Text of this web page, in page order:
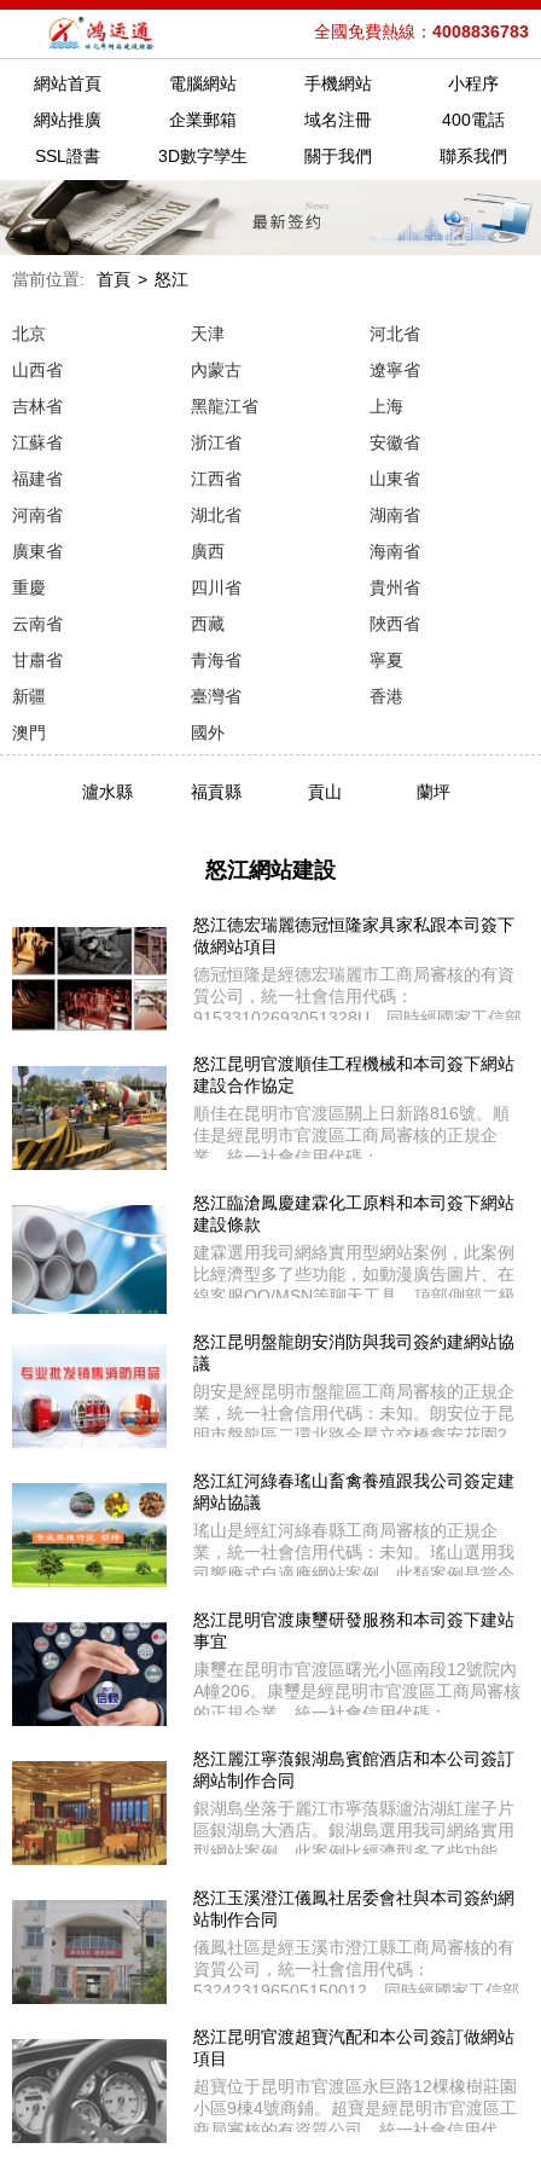
全國免費熱線： 4008836783
網站首頁 電腦網站 手機網站
小程序
網站推廣
企業郵箱 域名注冊
400電話
SSL證書
3D數字孿生 關于我們 聯系我們
當前位置: 首頁 > 怒江
北京 天津
河北省
山西省
內蒙古
遼寧省
吉林省
黑龍江省
上海
江蘇省
浙江省
安徽省
福建省
江西省
山東省
河南省
湖北省
湖南省
廣東省
廣西
海南省
重慶
四川省
貴州省
云南省
西藏
陜西省
甘肅省
青海省
寧夏
新疆
臺灣省
香港
澳門
國外
瀘水縣 福貢縣 貢山 蘭坪
怒江網站建設
怒江德宏瑞麗德冠恒隆家具家私跟本司簽下
做網站項目
德冠恒隆是經德宏瑞麗市工商局審核的有資
質公司，統一社會信用代碼：
91533102693051328U。同時經國家工信部
案號：滇ICP備16006906號。德冠恒隆在德
宏瑞麗市輕工業園區。德冠恒隆選用我司企
業商務型網站案例，其功能具備實用型所有
配置外、特別值得關注的是增設了SEO深度
優化，不管是內頁還是標題都能夠獨立
怒江昆明官渡順佳工程機械和本司簽下網站
建設合作協定
順佳在昆明市官渡區關上日新路816號。順
佳是經昆明市官渡區工商局審核的正規企
業，統一社會信用代碼：
實用型網站案例，此案例比經濟型多了些功
能，如動漫廣告圖片、在線客服QQ/MSN等
聊天工具、頂部側部二級分類導航、走馬燈
等功能。
怒江臨滄鳳慶建霖化工原料和本司簽下網站
建設條款
建霖選用我司網絡實用型網站案例，此案例
比經濟型多了些功能，如動漫廣告圖片、在
線客服QQ/MSN等聊天工具、頂部側部二級
鳳慶縣工商局審核的有資質公司，統一社會
信用代碼：530921600074405。建霖處于
臨滄市鳳慶縣洛黨鎮洛黨村委會旁。
怒江昆明盤龍朗安消防與我司簽約建網站協
議
朗安是經昆明市盤龍區工商局審核的正規企
業，統一社會信用代碼：未知。朗安位于昆
明市盤龍區二環北路金星立交橋鑫安花園2
案例，此案例比經濟型多了些功能，如動漫
廣告圖片、在線客服QQ/MSN等聊天工具、
頂部側部二級分類導航、走馬燈等功能。
怒江紅河綠春瑤山畜禽養殖跟我公司簽定建
網站協議
瑤山是經紅河綠春縣工商局審核的正規企
業，統一社會信用代碼：未知。瑤山選用我
司響應式自適應網站案例，此類案例是當今
功能外，他的特點在于能自動識別互聯網和
移動網終端設備，既能適用在電腦上瀏覽同
時又適用在平板電腦和各款手機上瀏覽都能
自適應屏幕大小，是企業官網的選擇佳品。
瑤山在紅河綠春縣牛孔鎮
怒江昆明官渡康璽研發服務和本司簽下建站
事宜
康璽在昆明市官渡區曙光小區南段12號院內
A幢206。康璽是經昆明市官渡區工商局審核
的正規企業，統一社會信用代碼：
部和云南省通信管理局審核通過ICP備案；
備案號：滇ICP備18006320號。康璽選用我
司企業商務型網站案例，其功能比較簡單的
程序，廣告單圖(無動漫)，頁面較簡單，適
合小微企業產品展示型網站。
怒江麗江寧蒗銀湖島賓館酒店和本公司簽訂
網站制作合同
銀湖島坐落于麗江市寧蒗縣瀘沽湖紅崖子片
區銀湖島大酒店。銀湖島選用我司網絡實用
型網站案例，此案例比經濟型多了些功能，
工具、頂部側部二級分類導航、走馬燈等功
能。銀湖島是經麗江市寧蒗縣工商局審核的
有資質公司，統一社會信用代碼：
91530700767087586L。同時經國家工信部
和云南省通信管理局審核通過
怒江玉溪澄江儀鳳社居委會社與本司簽約網
站制作合同
儀鳳社區是經玉溪市澄江縣工商局審核的有
資質公司，統一社會信用代碼：
532423196505150012。同時經國家工信部
案號：滇ICP備14005151號。儀鳳社區在玉
溪市澄江縣環城北路37號。儀鳳社區選用我
司定制型網站案例，此類網站主要是按客戶
要求和提供的風格案例或效果圖紙來做，這
種屬于仿制和定制型網站，是根據功能
怒江昆明官渡超寶汽配和本公司簽訂做網站
項目
超寶位于昆明市官渡區永巨路12棵橡樹莊園
小區9棟4號商鋪。超寶是經昆明市官渡區工
商局審核的有資質公司，統一社會信用代